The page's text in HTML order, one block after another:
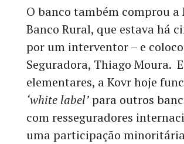
O banco também comprou
Banco Rural, que estava há
por um interventor – e
Seguradora, Thiago Moura.
elementares, a Kovr hoje
‘white label’para outros
com resseguradores
uma participação